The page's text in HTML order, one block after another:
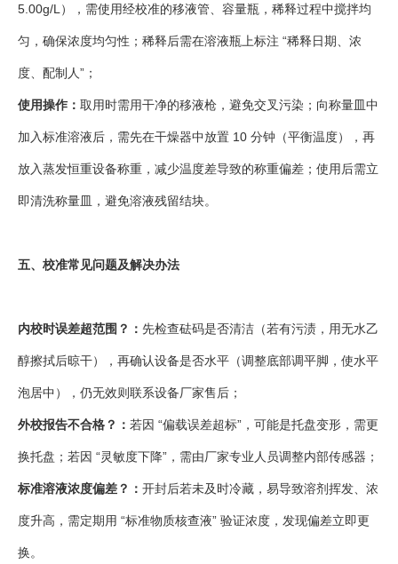
5.00g/L），需使用经校准的移液管、容量瓶，稀释过程中搅拌均
匀，确保浓度均匀性；稀释后需在溶液瓶上标注 “稀释日期、浓
度、配制人”；
使用操作： 取用时需用干净的移液枪，避免交叉污染；向称量皿中
加入标准溶液后，需先在干燥器中放置 10 分钟（平衡温度），再
放入蒸发恒重设备称重，减少温度差导致的称重偏差；使用后需立
即清洗称量皿，避免溶液残留结块。
五、校准常见问题及解决办法
内校时误差超范围？： 先检查砝码是否清洁（若有污渍，用无水乙
醇擦拭后晾干），再确认设备是否水平（调整底部调平脚，使水平
泡居中），仍无效则联系设备厂家售后；
外校报告不合格？： 若因 “偏载误差超标”，可能是托盘变形，需更
换托盘；若因 “灵敏度下降”，需由厂家专业人员调整内部传感器；
标准溶液浓度偏差？： 开封后若未及时冷藏，易导致溶剂挥发、浓
度升高，需定期用 “标准物质核查液” 验证浓度，发现偏差立即更
换。